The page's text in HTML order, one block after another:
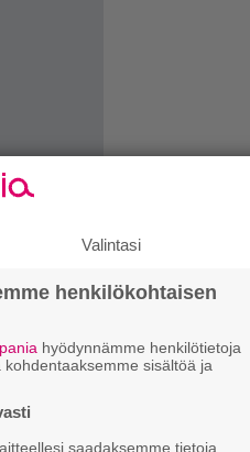
41
oli
vuoden
Valintasi
henkilökohtaisen
hyödynnämme henkilötietoja
sisältöä ja
saadaksemme tietoja